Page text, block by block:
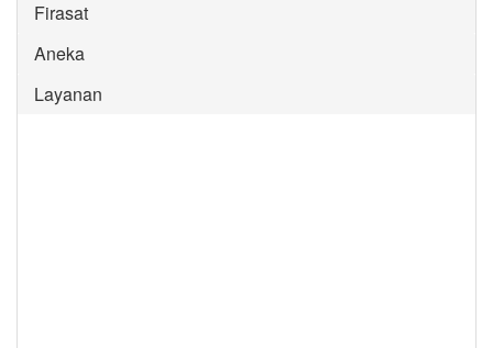
Firasat
Aneka
Layanan